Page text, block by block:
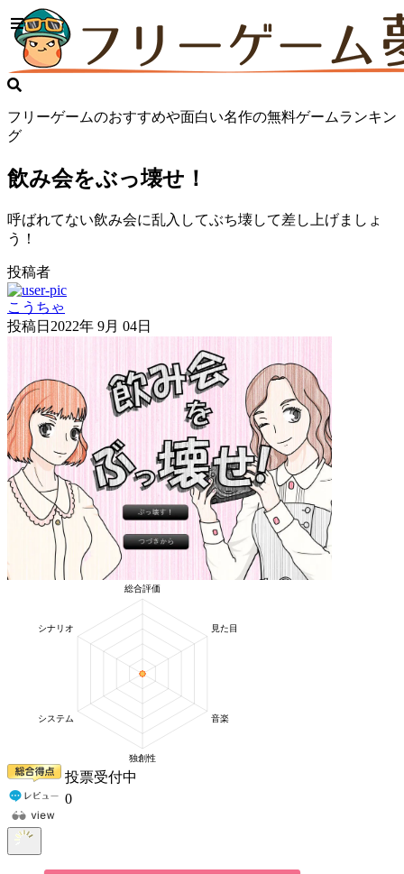
フリーゲームのおすすめや面白い名作の無料ゲームランキン
グ
飲み会をぶっ壊せ！
呼ばれてない飲み会に乱入してぶち壊して差し上げましょ
う！
投稿者
こうちゃ
投稿日 2022年 9月 04日
投票受付中
0